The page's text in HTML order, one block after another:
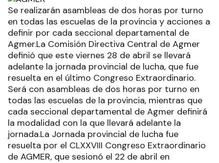
Se realizarán asambleas de dos horas por turno
en todas las escuelas de la provincia y acciones a
definir por cada seccional departamental de
Agmer.La Comisión Directiva Central de Agmer
definió que este viernes 28 de abril se llevará
adelante la jornada provincial de lucha, que fue
resuelta en el último Congreso Extraordinario.
Será con asambleas de dos horas por turno en
todas las escuelas de la provincia, mientras que
cada seccional departamental de Agmer definirá
la modalidad con la que llevará adelante la
jornada.La Jornada provincial de lucha fue
resuelta por el CLXXVIII Congreso Extraordinario
de AGMER, que sesionó el 22 de abril en